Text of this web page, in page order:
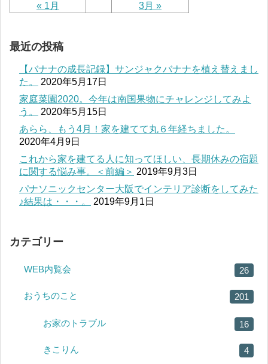
« 1月 3月 »
最近の投稿
【バナナの成長記録】サンジャクバナナを植え替えまし
た。
2020年5月17日
家庭菜園2020。今年は南国果物にチャレンジしてみよ
う。
2020年5月15日
あらら、もう4月！家を建てて丸６年経ちました。
2020年4月9日
これから家を建てる人に知ってほしい、長期休みの宿題
に関する悩み事。＜前編＞ 2019年9月3日
パナソニックセンター大阪でインテリア診断をしてみた
♪結果は・・・。
2019年9月1日
カテゴリー
WEB内覧会 26
おうちのこと 201
お家のトラブル 16
きこりん 4